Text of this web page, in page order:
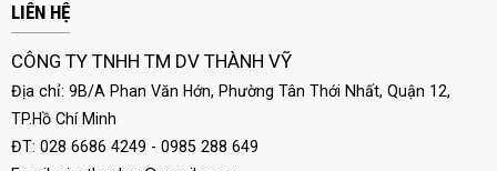
LIÊN HỆ
CÔNG TY TNHH TM DV THÀNH VỸ
Địa chỉ: 9B/A Phan Văn Hớn, Phường Tân Thới Nhất, Quận 12,
TP.Hồ Chí Minh
ĐT: 028 6686 4249 - 0985 288 649